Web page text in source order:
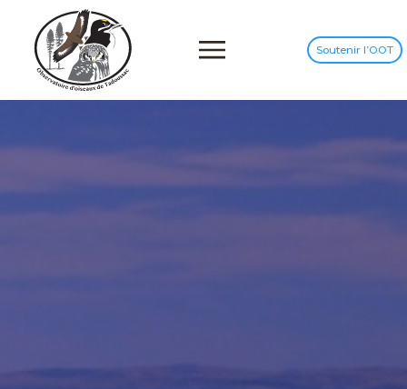
Soutenir l’OOT